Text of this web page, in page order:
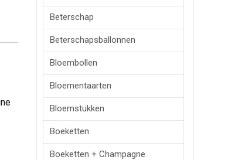
Beterschap
Beterschapsballonnen
Bloembollen
Bloementaarten
Bloemstukken
Boeketten
Boeketten + Champagne